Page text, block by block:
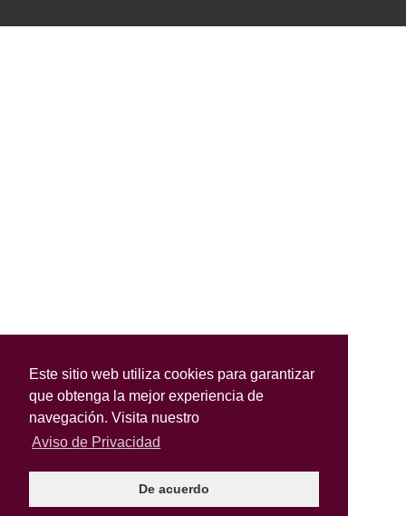
Este sitio web utiliza cookies para garantizar
que obtenga la mejor experiencia de
navegación. Visita nuestro
Aviso de Privacidad
De acuerdo